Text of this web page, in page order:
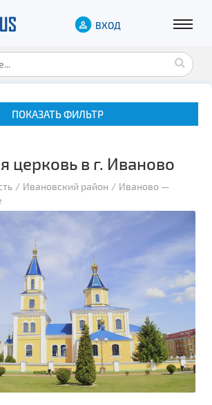
ВХОД
ПОКАЗАТЬ ФИЛЬТР
архитектура
церковь в г. Иваново
Ивановский район Иваново —